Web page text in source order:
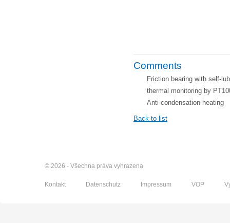
Comments
Friction bearing with self-
thermal monitoring by
Anti-condensation heating
Back to list
© 2026 - Všechna práva vyhrazena
Kontakt Datenschutz Impressum VOP